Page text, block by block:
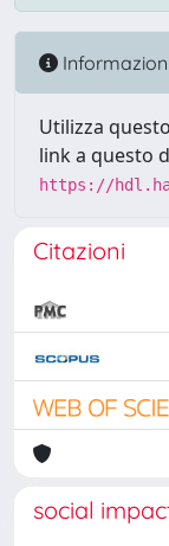
Utilizza
link a questo
https://
Citazioni
social